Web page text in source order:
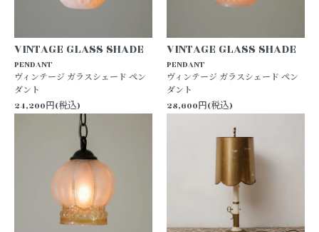
VINTAGE GLASS SHADE
PENDANT
ヴィンテージ ガラスシェード ペン
ダント
24,200円(税込)
VINTAGE GLASS SHADE
PENDANT
ヴィンテージ ガラスシェード ペン
ダント
28,600円(税込)